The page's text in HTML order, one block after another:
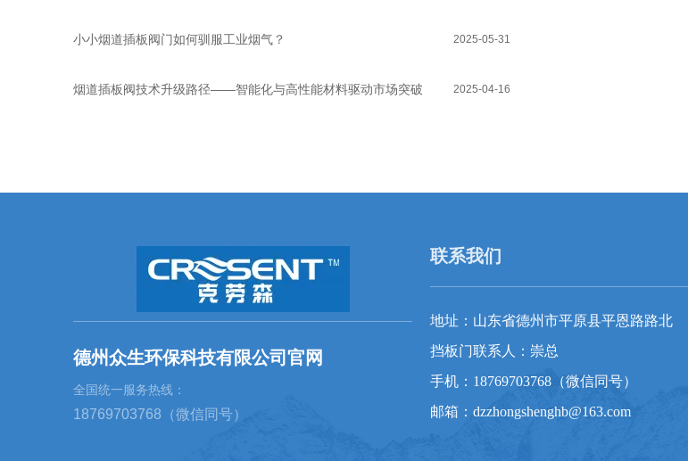
2025-05-31
小小烟道插板阀门如何驯服工业烟气？
2025-04-16
烟道插板阀技术升级路径——智能化与高性能材料驱动市场突破
德州众生环保科技有限公司官网
全国统一服务热线：
18769703768（微信同号）
联系我们
地址：山东省德州市平原县平恩路路北
挡板门联系人：崇总
手机：18769703768（微信同号）
邮箱：dzzhongshenghb@163.com